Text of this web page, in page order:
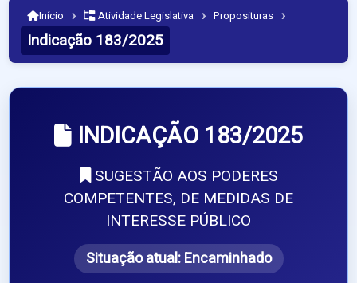
Início › Atividade Legislativa › Proposituras ›
Indicação 183/2025
INDICAÇÃO 183/2025
SUGESTÃO AOS PODERES
COMPETENTES, DE MEDIDAS DE
INTERESSE PÚBLICO
Situação atual:Encaminhado